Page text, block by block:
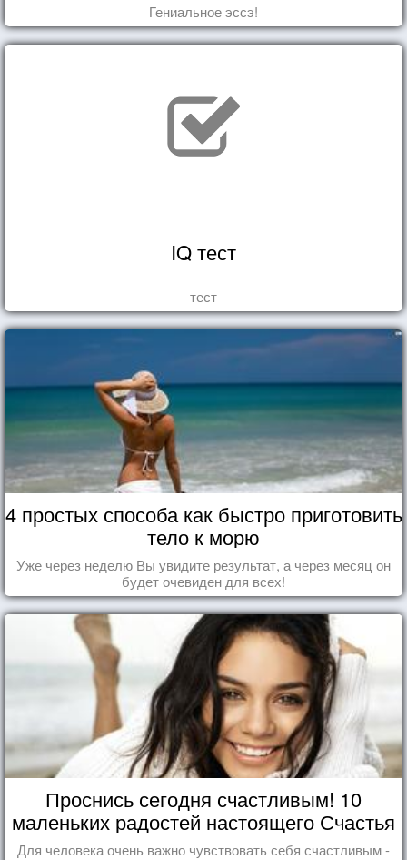
Гениальное эссэ!
IQ тест
тест
4 простых способа как быстро приготовить
тело к морю
Уже через неделю Вы увидите результат, а через месяц он
будет очевиден для всех!
Проснись сегодня счастливым! 10
маленьких радостей настоящего Счастья
Для человека очень важно чувствовать себя счастливым -